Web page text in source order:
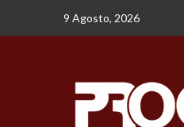
9 Agosto, 2026